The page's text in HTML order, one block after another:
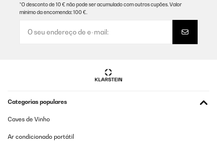
*O desconto de 10 € não pode ser acumulado com outros cupões. Valor
mínimo da encomenda: 100 €.
Categorias populares
Caves de Vinho
Ar condicionado portátil